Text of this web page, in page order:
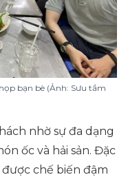
bạn bè (Ảnh: Sưu tầm
nhờ sự đa dạng
ốc và hải sản. Đặc
chế biến đậm